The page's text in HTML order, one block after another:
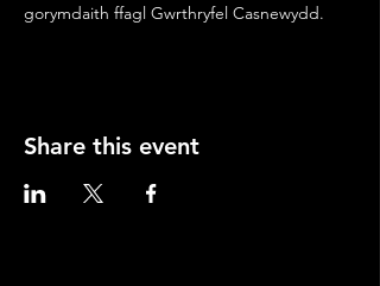
gorymdaith ffagl Gwrthryfel Casnewydd.
Share this event